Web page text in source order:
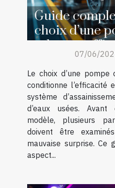
Guide
choix d’une
relevage
07/06/
Le choix d’une
conditionne
système
d’eaux usées.
modèle, plusieurs
doivent être
mauvaise surprise. Ce
aspect...